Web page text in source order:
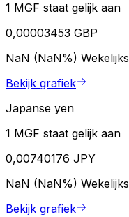
1 MGF staat gelijk aan
0,00003453 GBP
NaN (NaN%) Wekelijks
Bekijk grafiek
Japanse yen
1 MGF staat gelijk aan
0,00740176 JPY
NaN (NaN%) Wekelijks
Bekijk grafiek